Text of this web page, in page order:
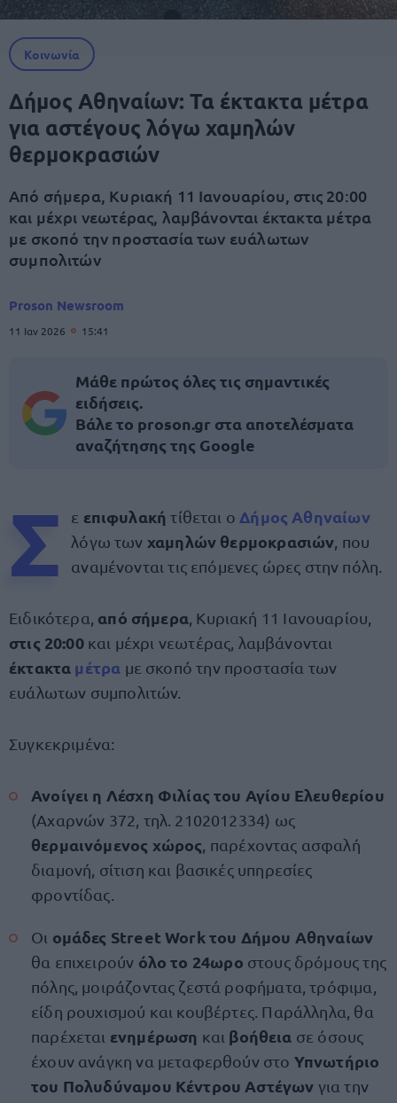
Κοινωνία
Δήμος Αθηναίων: Τα έκτακτα μέτρα
για αστέγους λόγω χαμηλών
θερμοκρασιών
Από σήμερα, Κυριακή 11 Ιανουαρίου, στις 20:00
και μέχρι νεωτέρας, λαμβάνονται έκτακτα μέτρα
με σκοπό την προστασία των ευάλωτων
συμπολιτών
Proson Newsroom
11 Ιαν 2026 15:41
Μάθε πρώτος όλες τις σημαντικές
ειδήσεις.
Βάλε το proson.gr στα αποτελέσματα
αναζήτησης της Google
Σ ε επιφυλακήτίθεται ο Δήμος Αθηναίων
λόγω των χαμηλών θερμοκρασιών , που
αναμένονται τις επόμενες ώρες στην πόλη.
Ειδικότερα, από σήμερα , Κυριακή 11 Ιανουαρίου,
στις 20:00 και μέχρι νεωτέρας, λαμβάνονται
έκτακτα μέτρα με σκοπό την προστασία των
ευάλωτων συμπολιτών.
Συγκεκριμένα:
Ανοίγει η Λέσχη Φιλίας του Αγίου Ελευθερίου
(Αχαρνών 372, τηλ. 2102012334) ως
θερμαινόμενος χώρος , παρέχοντας ασφαλή
διαμονή, σίτιση και βασικές υπηρεσίες
φροντίδας.
Οι ομάδες Street Work του Δήμου Αθηναίων
θα επιχειρούν όλο το 24ωρο στους δρόμους της
πόλης, μοιράζοντας ζεστά ροφήματα, τρόφιμα,
είδη ρουχισμού και κουβέρτες. Παράλληλα, θα
παρέχεται ενημέρωση και βοήθεια σε όσους
έχουν ανάγκη να μεταφερθούν στο Υπνωτήριο
του Πολυδύναμου Κέντρου Αστέγων για την